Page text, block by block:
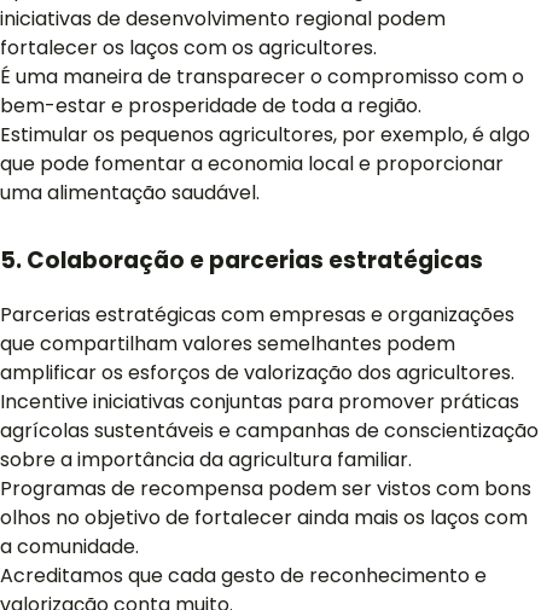
iniciativas de desenvolvimento regional podem
fortalecer os laços com os agricultores.
É uma maneira de transparecer o compromisso com o
bem-estar e prosperidade de toda a região.
Estimular os pequenos agricultores, por exemplo, é algo
que pode fomentar a economia local e proporcionar
uma alimentação saudável.
5. Colaboração e parcerias estratégicas
Parcerias estratégicas com empresas e organizações
que compartilham valores semelhantes podem
amplificar os esforços de valorização dos agricultores.
Incentive iniciativas conjuntas para promover práticas
agrícolas sustentáveis e campanhas de conscientização
sobre a importância da agricultura familiar.
Programas de recompensa podem ser vistos com bons
olhos no objetivo de fortalecer ainda mais os laços com
a comunidade.
Acreditamos que cada gesto de reconhecimento e